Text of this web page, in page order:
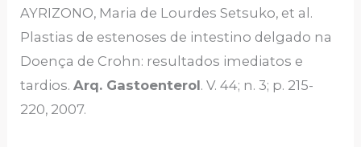
AYRIZONO, Maria de Lourdes Setsuko, et al.
Plastias de estenoses de intestino delgado na
Doença de Crohn: resultados imediatos e
tardios.Arq. Gastoenterol. V. 44; n. 3; p. 215-
220, 2007.